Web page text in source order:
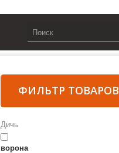
ФИЛЬТР ТОВАРОВ
Дичь
ворона